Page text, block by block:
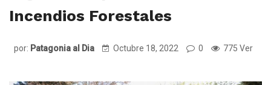
Incendios Forestales
por: Patagonia al Dia Octubre 18, 2022 0 775 Ver